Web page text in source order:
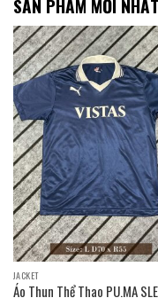
SẢN PHẨM MỚI NHẤT
JACKET
Áo Thun Thể Thao PU.MA